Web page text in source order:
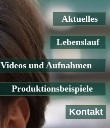
Aktuelles
Lebenslauf
Videos und Aufnahmen
Produktionsbeispiele
Kontakt